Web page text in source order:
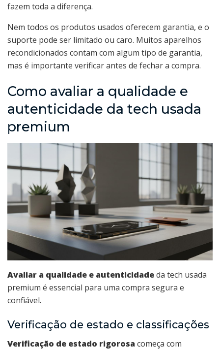
fazem toda a diferença.
Nem todos os produtos usados oferecem garantia, e o
suporte pode ser limitado ou caro. Muitos aparelhos
recondicionados contam com algum tipo de garantia,
mas é importante verificar antes de fechar a compra.
Como avaliar a qualidade e
autenticidade da tech usada
premium
Avaliar a qualidade e autenticidadeda tech usada
premium é essencial para uma compra segura e
confiável.
Verificação de estado e classificações
Verificação de estado rigorosa começa com